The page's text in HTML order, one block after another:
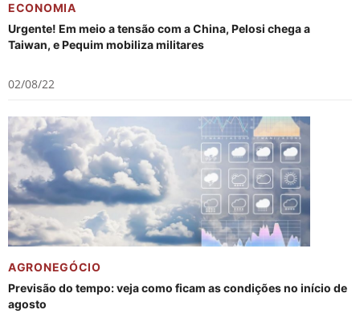
ECONOMIA
Urgente! Em meio a tensão com a China, Pelosi chega a
Taiwan, e Pequim mobiliza militares
02/08/22
AGRONEGÓCIO
Previsão do tempo: veja como ficam as condições no início de
agosto